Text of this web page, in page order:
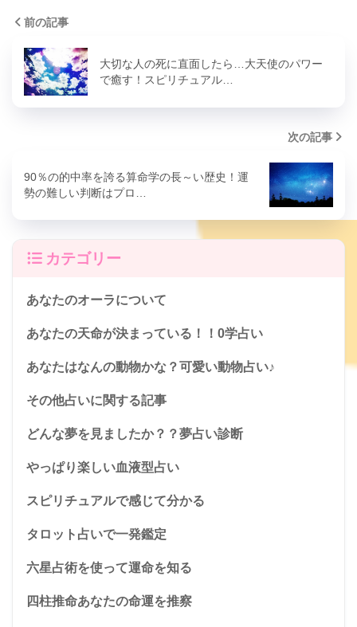
前の記事
大切な人の死に直面したら…大天使のパワー
で癒す！スピリチュアル…
次の記事
90％の的中率を誇る算命学の長～い歴史！運
勢の難しい判断はプロ…
カテゴリー
あなたのオーラについて
あなたの天命が決まっている！！0学占い
あなたはなんの動物かな？可愛い動物占い♪
その他占いに関する記事
どんな夢を見ましたか？？夢占い診断
やっぱり楽しい血液型占い
スピリチュアルで感じて分かる
タロット占いで一発鑑定
六星占術を使って運命を知る
四柱推命あなたの命運を推察